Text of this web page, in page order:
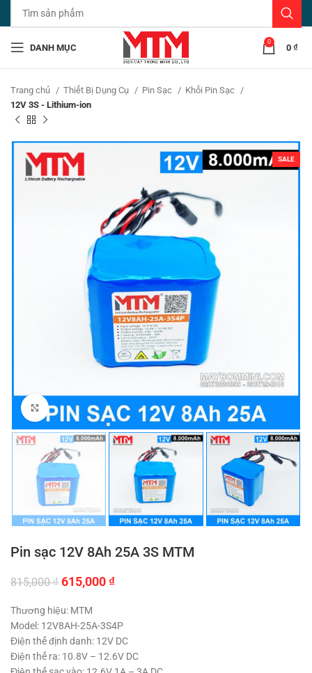
DANH MỤC
0
0 ₫
Trang chủ Thiết Bị Dụng Cụ Pin Sạc
Khối Pin Sạc
12V 3S - Lithium-ion
SALE
Click to enlarge
Pin sạc 12V 8Ah 25A 3S MTM
815,000₫ Giá
là:
815,000 ₫.
615,000 ₫Giá
là:
615,000 ₫.
Thương hiệu: MTM
Model: 12V8AH-25A-3S4P
Điện thế định danh: 12V DC
Điện thế ra: 10.8V – 12.6V DC